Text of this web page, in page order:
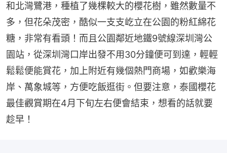
和北灣鷺港，種植了幾棵較大的櫻花樹，雖然數量不
多，但花朵茂密，酷似一支支屹立在公園的粉紅綿花
糖，非常有看頭！而且公園鄰近地鐵9號線深圳灣公
園站，從深圳灣口岸出發不用30分鐘便可到達，輕輕
鬆鬆便能賞花，加上附近有幾個熱門商場，如歡樂海
岸、萬象城等，方便吃飯逛街。但要注意，泰國櫻花
最佳觀賞期在4月下旬左右便會結束，想看的話就要
趁早！